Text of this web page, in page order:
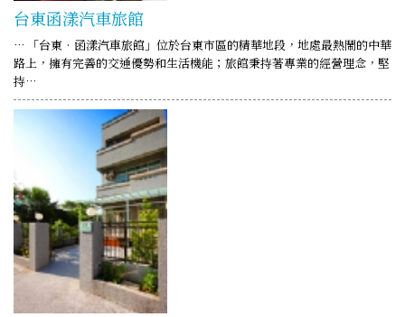
台東函漾汽車旅館
… 「台東‧函漾汽車旅館」位於台東市區的精華地段，地處最熱鬧的中華
路上，擁有完善的交通優勢和生活機能；旅館秉持著專業的經營理念，堅
持…